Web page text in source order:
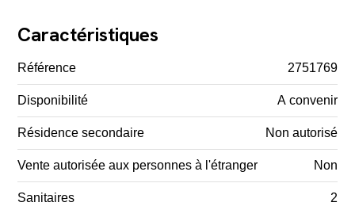
Caractéristiques
Référence 2751769
Disponibilité A convenir
Résidence secondaire Non autorisé
Vente autorisée aux personnes à l'étranger Non
Sanitaires 2